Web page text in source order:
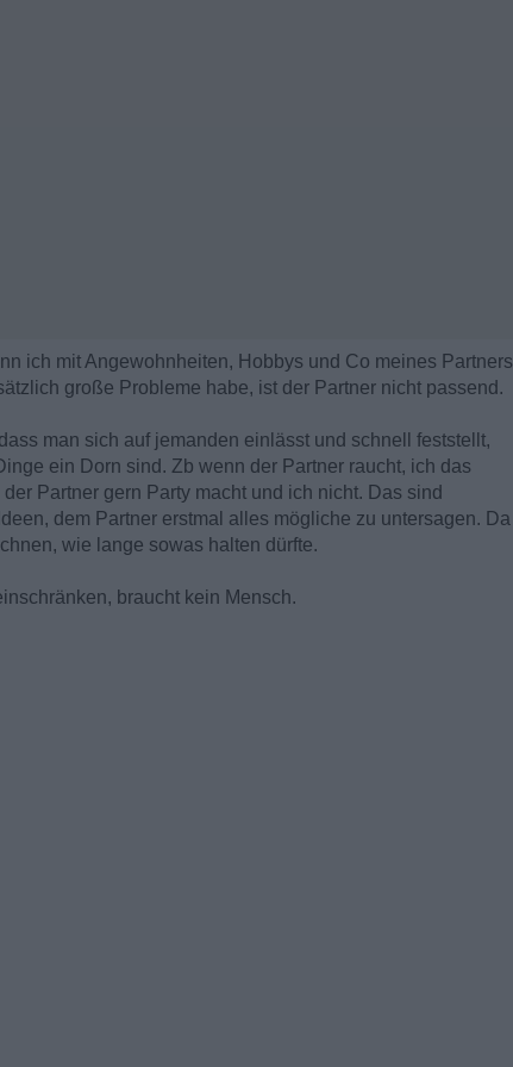
ich mit Angewohnheiten, Hobbys und Co meines Partners
große Probleme habe, ist der Partner nicht passend.
man sich auf jemanden einlässt und schnell feststellt,
ein Dorn sind. Zb wenn der Partner raucht, ich das
Partner gern Party macht und ich nicht. Das sind
dem Partner erstmal alles mögliche zu untersagen. Da
wie lange sowas halten dürfte.
braucht kein Mensch.